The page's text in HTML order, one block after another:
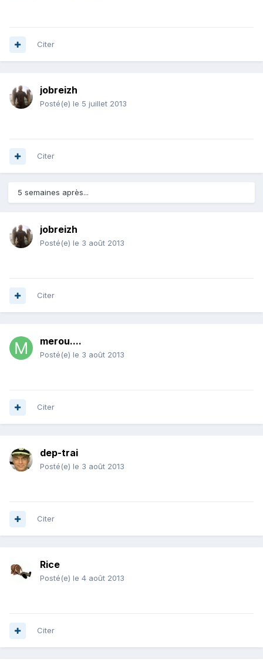
Citer
jobreizh
Posté(e) le 5 juillet 2013
Citer
5 semaines après...
jobreizh
Posté(e) le 3 août 2013
Citer
merou....
Posté(e) le 3 août 2013
Citer
dep-trai
Posté(e) le 3 août 2013
Citer
Rice
Posté(e) le 4 août 2013
Citer